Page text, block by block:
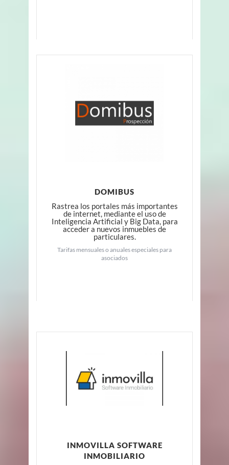
DOMIBUS
Rastrea los portales más importantes
de internet, mediante el uso de
Inteligencia Artificial y Big Data, para
acceder a nuevos inmuebles de
particulares.
Tarifas mensuales o anuales especiales para
asociados
INMOVILLA SOFTWARE
INMOBILIARIO